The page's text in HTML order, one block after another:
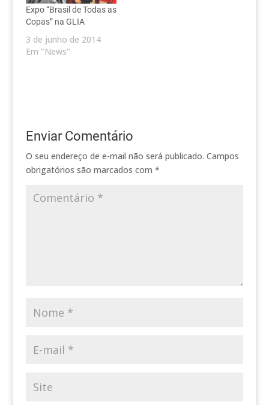
Expo “Brasil de Todas as
Copas” na GLIA
3 de junho de 2014
Em "News"
Enviar Comentário
O seu endereço de e-mail não será publicado. Campos
obrigatórios são marcados com *